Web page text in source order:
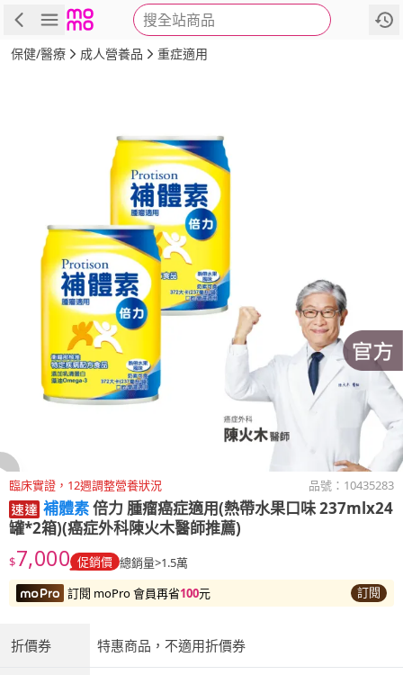
搜全站商品
商品 評價 詳情
保健/醫療 成人營養品 重症適用
臨床實證，12週調整營養狀況 品號： 10435283
補體素倍力 腫瘤癌症適用(熱帶水果口味 237mlx24
罐*2箱)(癌症外科陳火木醫師推薦)
$7,000 促銷價 總銷量>1.5萬
訂閱 moPro 會員再省100元 訂閱
折價券 特惠商品，不適用折價券